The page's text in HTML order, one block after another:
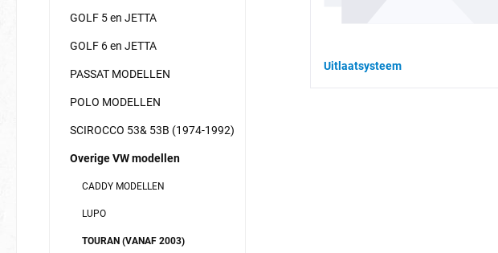
GOLF 5 en JETTA
GOLF 6 en JETTA
PASSAT MODELLEN
POLO MODELLEN
SCIROCCO 53& 53B (1974-1992)
Overige VW modellen
CADDY MODELLEN
LUPO
TOURAN (VANAF 2003)
Uitlaatsysteem